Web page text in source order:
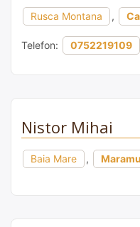
Rusca Montana ,
Telefon: 0752219109
Nistor Mihai
Baia Mare ,